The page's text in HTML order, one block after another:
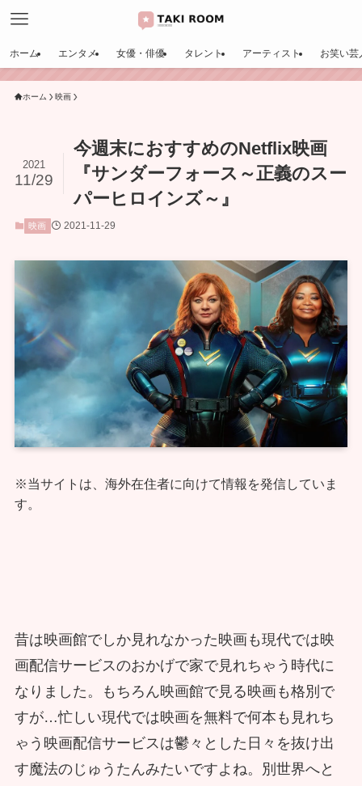
ホーム エンタメ 女優・俳優 タレント アーティスト お笑い芸
ホーム 映画
今週末におすすめのNetflix映画
『サンダーフォース～正義のスー
パーヒロインズ～』
2021
11/29
映画 2021-11-29
※当サイトは、海外在住者に向けて情報を発信していま
す。
昔は映画館でしか見れなかった映画も現代では映
画配信サービスのおかげで家で見れちゃう時代に
なりました。もちろん映画館で見る映画も格別で
すが…忙しい現代では映画を無料で何本も見れち
ゃう映画配信サービスは鬱々とした日々を抜け出
す魔法のじゅうたんみたいですよね。別世界へと